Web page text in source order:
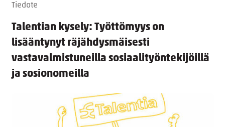
Tiedote
Talentian kysely: Työttömyys on
lisääntynyt räjähdysmäisesti
vastavalmistuneilla sosiaalityöntekijöillä
ja sosionomeilla